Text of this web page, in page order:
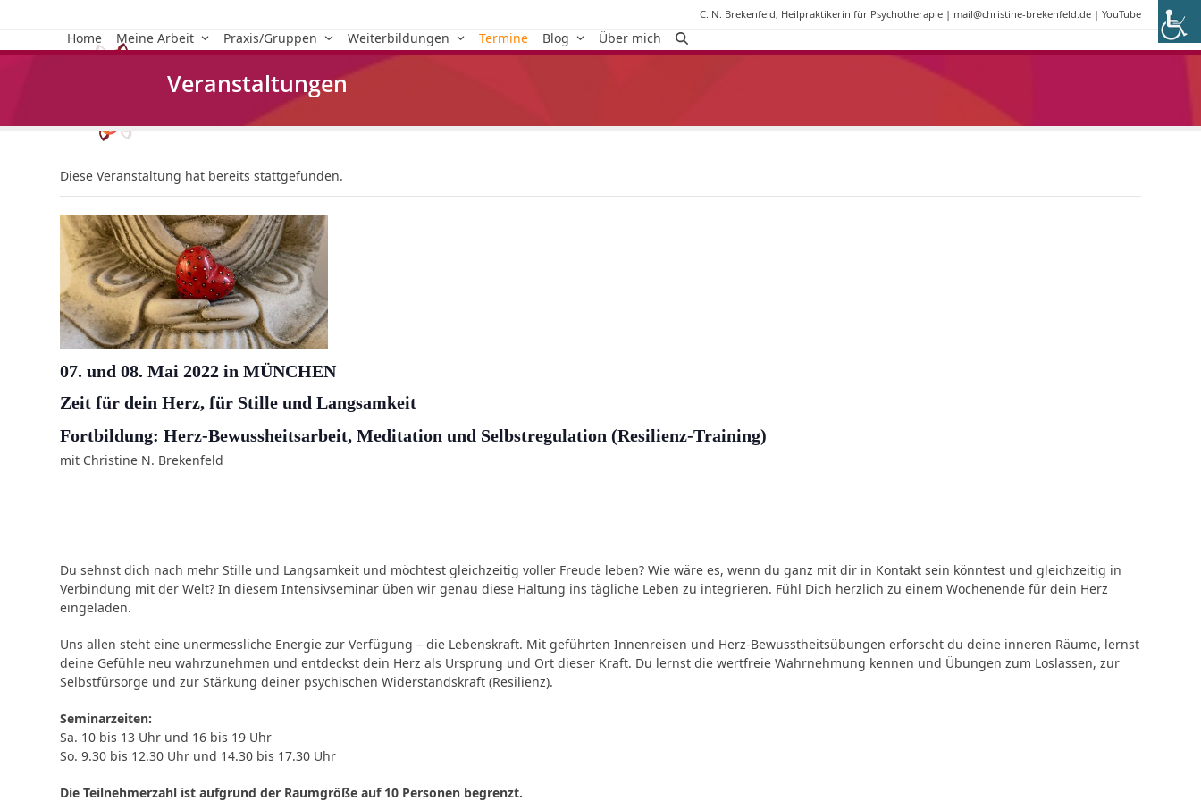
content
C. N. Brekenfeld, Heilpraktikerin für Psychotherapie | mail@christine-brekenfeld.de| YouTube
Home Meine Arbeit Praxis/Gruppen Weiterbildungen Termine Blog Über mich
Veranstaltungen
Diese Veranstaltung hat bereits stattgefunden.
07. und 08. Mai 2022 in MÜNCHEN
Zeit für dein Herz, für Stille und Langsamkeit
Fortbildung: Herz-Bewussheitsarbeit, Meditation und Selbstregulation (Resilienz-Training)
mit Christine N. Brekenfeld
Du sehnst dich nach mehr Stille und Langsamkeit und möchtest gleichzeitig voller Freude leben? Wie wäre es, wenn du ganz mit dir in Kontakt sein könntest und gleichzeitig in
Verbindung mit der Welt? In diesem Intensivseminar üben wir genau diese Haltung ins tägliche Leben zu integrieren. Fühl Dich herzlich zu einem Wochenende für dein Herz
eingeladen.
Uns allen steht eine unermessliche Energie zur Verfügung – die Lebenskraft. Mit geführten Innenreisen und Herz-Bewusstheitsübungen erforscht du deine inneren Räume, lernst
deine Gefühle neu wahrzunehmen und entdeckst dein Herz als Ursprung und Ort dieser Kraft. Du lernst die wertfreie Wahrnehmung kennen und Übungen zum Loslassen, zur
Selbstfürsorge und zur Stärkung deiner psychischen Widerstandskraft (Resilienz).
Seminarzeiten:
Sa. 10 bis 13 Uhr und 16 bis 19 Uhr
So. 9.30 bis 12.30 Uhr und 14.30 bis 17.30 Uhr
Die Teilnehmerzahl ist aufgrund der Raumgröße auf 10 Personen begrenzt.